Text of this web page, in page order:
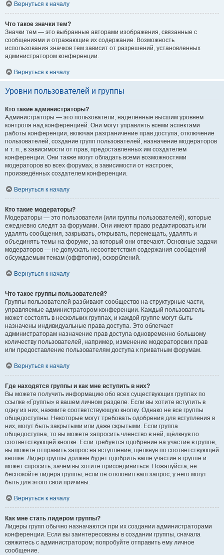
Вернуться к началу
Что такое значки тем?
Значки тем — это выбранные авторами изображения, связанные с
сообщениями и отражающие их содержание. Возможность
использования значков тем зависит от разрешений, установленных
администратором конференции.
Вернуться к началу
Уровни пользователей и группы
Кто такие администраторы?
Администраторы — это пользователи, наделённые высшим уровнем
контроля над конференцией. Они могут управлять всеми аспектами
работы конференции, включая разграничение прав доступа, отключение
пользователей, создание групп пользователей, назначение модераторов
и т. п., в зависимости от прав, предоставленных им создателем
конференции. Они также могут обладать всеми возможностями
модераторов во всех форумах, в зависимости от настроек,
произведённых создателем конференции.
Вернуться к началу
Кто такие модераторы?
Модераторы — это пользователи (или группы пользователей), которые
ежедневно следят за форумами. Они имеют право редактировать или
удалять сообщения, закрывать, открывать, перемещать, удалять и
объединять темы на форуме, за который они отвечают. Основные задачи
модераторов — не допускать несоответствия содержания сообщений
обсуждаемым темам (оффтопик), оскорблений.
Вернуться к началу
Что такое группы пользователей?
Группы пользователей разбивают сообщество на структурные части,
управляемые администратором конференции. Каждый пользователь
может состоять в нескольких группах, и каждой группе могут быть
назначены индивидуальные права доступа. Это облегчает
администраторам назначение прав доступа одновременно большому
количеству пользователей, например, изменение модераторских прав
или предоставление пользователям доступа к приватным форумам.
Вернуться к началу
Где находятся группы и как мне вступить в них?
Вы можете получить информацию обо всех существующих группах по
ссылке «Группы» в вашем личном разделе. Если вы хотите вступить в
одну из них, нажмите соответствующую кнопку. Однако не все группы
общедоступны. Некоторые могут требовать одобрения для вступления в
них, могут быть закрытыми или даже скрытыми. Если группа
общедоступна, то вы можете запросить членство в ней, щёлкнув по
соответствующей кнопке. Если требуется одобрение на участие в группе,
вы можете отправить запрос на вступление, щёлкнув по соответствующей
кнопке. Лидер группы должен будет одобрить ваше участие в группе и
может спросить, зачем вы хотите присоединиться. Пожалуйста, не
беспокойте лидера группы, если он отклонил ваш запрос; у него могут
быть для этого свои причины.
Вернуться к началу
Как мне стать лидером группы?
Лидеры групп обычно назначаются при их создании администраторами
конференции. Если вы заинтересованы в создании группы, сначала
свяжитесь с администратором; попробуйте отправить ему личное
сообщение.